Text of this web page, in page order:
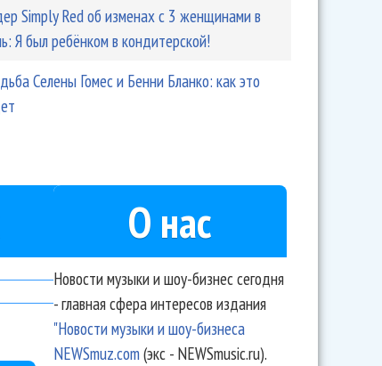
Simply Red об изменах с 3 женщинами в
Я был ребёнком в кондитерской!
Селены Гомес и Бенни Бланко: как это
О нас
Новости музыки и шоу-бизнес сегодня
- главная сфера интересов издания
"Новости музыки и шоу-бизнеса
NEWSmuz.com(экс - NEWSmusic.ru).